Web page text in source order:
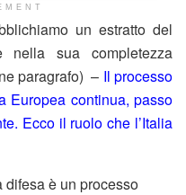
un estratto del
nella sua completezza
paragrafo) – Il processo
Europea continua, passo
Ecco il ruolo che l’Italia
difesa è un processo